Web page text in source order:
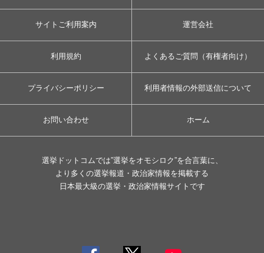
サイトご利用案内 運営会社
利用規約 よくあるご質問（有権者向け）
プライバシーポリシー 利用者情報の外部送信について
お問い合わせ ホーム
選挙ドットコムでは”選挙をオモシロク”を合言葉に、
より多くの選挙報道・政治家情報を掲載する
日本最大級の選挙・政治家情報サイトです